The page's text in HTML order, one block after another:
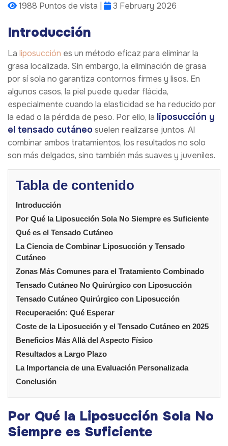
1988 Puntos de vista | 3 February 2026
Introducción
La liposucción es un método eficaz para eliminar la
grasa localizada. Sin embargo, la eliminación de grasa
por sí sola no garantiza contornos firmes y lisos. En
algunos casos, la piel puede quedar flácida,
especialmente cuando la elasticidad se ha reducido por
la edad o la pérdida de peso. Por ello, la liposucción y
el tensado cutáneosuelen realizarse juntos. Al
combinar ambos tratamientos, los resultados no solo
son más delgados, sino también más suaves y juveniles.
Tabla de contenido
Introducción
Por Qué la Liposucción Sola No Siempre es Suficiente
Qué es el Tensado Cutáneo
La Ciencia de Combinar Liposucción y Tensado
Cutáneo
Zonas Más Comunes para el Tratamiento Combinado
Tensado Cutáneo No Quirúrgico con Liposucción
Tensado Cutáneo Quirúrgico con Liposucción
Recuperación: Qué Esperar
Coste de la Liposucción y el Tensado Cutáneo en 2025
Beneficios Más Allá del Aspecto Físico
Resultados a Largo Plazo
La Importancia de una Evaluación Personalizada
Conclusión
Por Qué la Liposucción Sola No
Siempre es Suficiente